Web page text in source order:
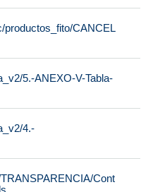
productos_fito/CANCEL
5.-ANEXO-V-Tabla-
4.-
Cont